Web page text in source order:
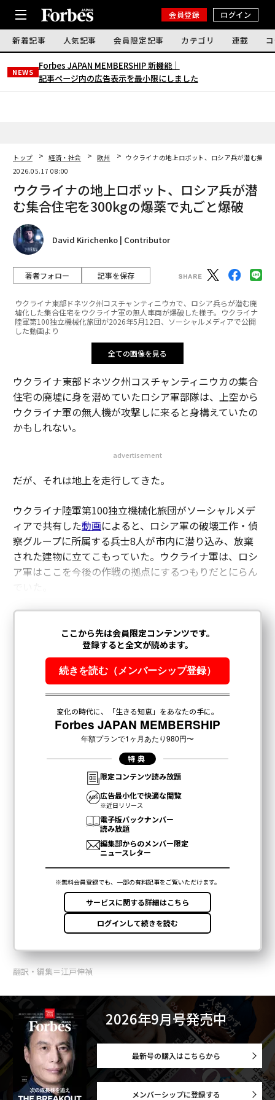
会員登録 ログイン
新着記事 人気記事 会員限定記事 カテゴリ 連載
NEWS
Forbes JAPAN MEMBERSHIP 新機能｜
記事ページ内の広告表示を最小限にしました
トップ 経済・社会 欧州
ウクライナの地上ロボット、ロシア兵が潜む集
2026.05.17 08:00
ウクライナの地上ロボット、ロシア兵が潜
む集合住宅を300kgの爆薬で丸ごと爆破
David Kirichenko | Contributor
著者フォロー 記事を保存
ウクライナ東部ドネツク州コスチャンティニウカで、ロシア兵らが潜む廃
墟化した集合住宅をウクライナ軍の無人車両が爆破した様子。ウクライナ
陸軍第100独立機械化旅団が2026年5月12日、ソーシャルメディアで公開
した動画より
全ての画像を見る
ウクライナ東部ドネツク州コスチャンティニウカの集合
住宅の廃墟に身を潜めていたロシア軍部隊は、上空から
ウクライナ軍の無人機が攻撃しに来ると身構えていたの
かもしれない。
advertisement
だが、それは地上を走行してきた。
ウクライナ陸軍第100独立機械化旅団がソーシャルメデ
ィアで共有した動画によると、ロシア軍の破壊工作・偵
察グループに所属する兵士8人が市内に潜り込み、放棄
された建物に立てこもっていた。ウクライナ軍は、ロシ
ア軍はここを今後の作戦の拠点にするつもりだとにらん
翻訳・編集＝江戸伸禎
2026年9月号発売中
最新号の購入はこちらから
メンバーシップに登録する